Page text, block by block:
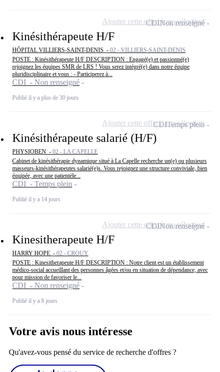
Kinésithérapeute H/F
HÔPITAL VILLIERS-SAINT-DENIS - 02 - VILLIERS-SAINT-DENIS
POSTE : Kinésithérapeute H/F DESCRIPTION : Engagé(e) et passionné(e)
rejoignez les équipes SMR de LRS ! Vous serez intégré(e) dans notre équipe
pluridisciplinaire et vous : - Participerez à...
CDI - Non renseigné
Publié il y a plus de 30 jours
CDINon renseigné
Ajouter cette offre à ma sélection
Kinésithérapeute salarié (H/F)
PHYSIOBEN - 02 - LA CAPELLE
Cabinet de kinésithérapie dynamique situé à La Capelle recherche un(e) ou plusieurs
masseurs-kinésithérapeutes salarié(e)s. Vous rejoignez une structure conviviale, bien
équipée, avec une patientèle...
CDI - Temps plein
Publié il y a 14 jours
CDITemps plein
Ajouter cette offre à ma sélection
Kinesitherapeute H/F
HARRY HOPE - 02 - CROUY
POSTE : Kinesitherapeute H/F DESCRIPTION : Notre client est un établissement
médico-social accueillant des personnes âgées et/ou en situation de dépendance, avec
pour mission de favoriser le...
CDI - Non renseigné
Publié il y a 8 jours
CDINon renseigné
Ajouter cette offre à ma sélection
Votre avis nous intéresse
Qu'avez-vous pensé du service de recherche d'offres ?